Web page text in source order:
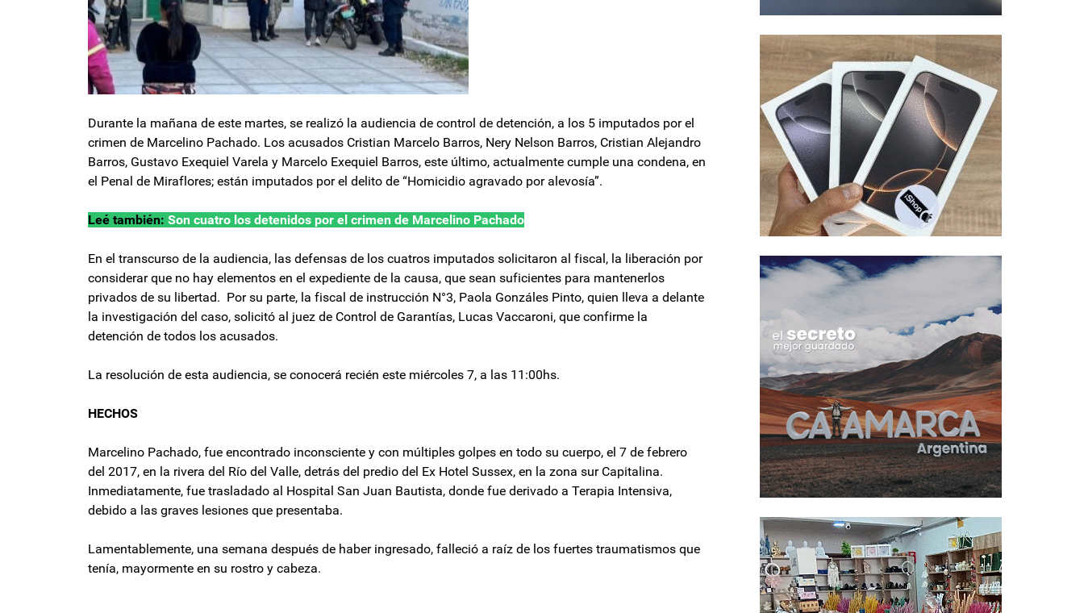
Durante la mañana de este martes, se realizó la audiencia de control de detención, a los 5 imputados por el
crimen de Marcelino Pachado. Los acusados Cristian Marcelo Barros, Nery Nelson Barros, Cristian Alejandro
Barros, Gustavo Exequiel Varela y Marcelo Exequiel Barros, este último, actualmente cumple una condena, en
el Penal de Miraflores; están imputados por el delito de “Homicidio agravado por alevosía”.
Leé también: Son cuatro los detenidos por el crimen de Marcelino Pachado
En el transcurso de la audiencia, las defensas de los cuatros imputados solicitaron al fiscal, la liberación por
considerar que no hay elementos en el expediente de la causa, que sean suficientes para mantenerlos
privados de su libertad. Por su parte, la fiscal de instrucción N°3, Paola Gonzáles Pinto, quien lleva a delante
la investigación del caso, solicitó al juez de Control de Garantías, Lucas Vaccaroni, que confirme la
detención de todos los acusados.
La resolución de esta audiencia, se conocerá recién este miércoles 7, a las 11:00hs.
HECHOS
Marcelino Pachado, fue encontrado inconsciente y con múltiples golpes en todo su cuerpo, el 7 de febrero
del 2017, en la rivera del Río del Valle, detrás del predio del Ex Hotel Sussex, en la zona sur Capitalina.
Inmediatamente, fue trasladado al Hospital San Juan Bautista, donde fue derivado a Terapia Intensiva,
debido a las graves lesiones que presentaba.
Lamentablemente, una semana después de haber ingresado, falleció a raíz de los fuertes traumatismos que
tenía, mayormente en su rostro y cabeza.